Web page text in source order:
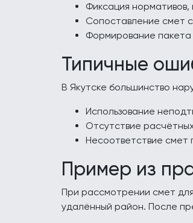
Фиксация
Сопоставление смет
Формирование
Типичные
В Якутске большинство
Использование
Отсутствие
Несоответствие
Пример из
При рассмотрении смет
удалённый район. После